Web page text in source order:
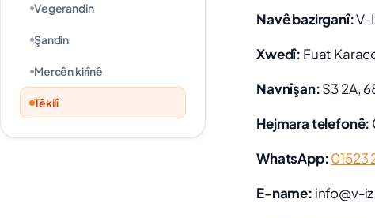
Vegerandin
Şandin
Mercên kirînê
Têkilî
Navê bazirganî:V-
Xwedî: Fuat
Navnîşan:S3 2A,
Hejmara telefonê:
WhatsApp:01523
E-name: info@v-